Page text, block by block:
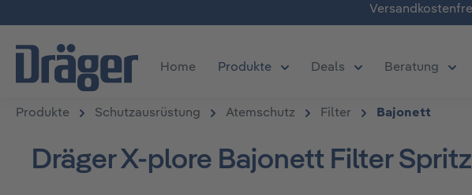
Home Produkte
Öffne oder Schließe das
Deals
Öffne oder
Beratung
Produkte Schutzausrüstung Atemschutz Filter Bajonett
Dräger X-plore Bajonett Filter